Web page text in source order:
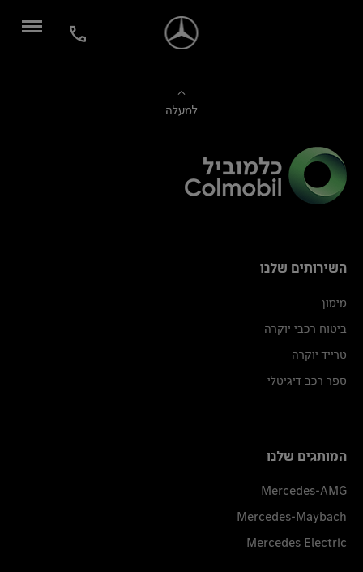
למעלה
השירותים שלנו
מימון
ביטוח רכבי יוקרה
טרייד יוקרה
ספר רכב דיגיטלי
המותגים שלנו
Mercedes-AMG
Mercedes-Maybach
Mercedes Electric